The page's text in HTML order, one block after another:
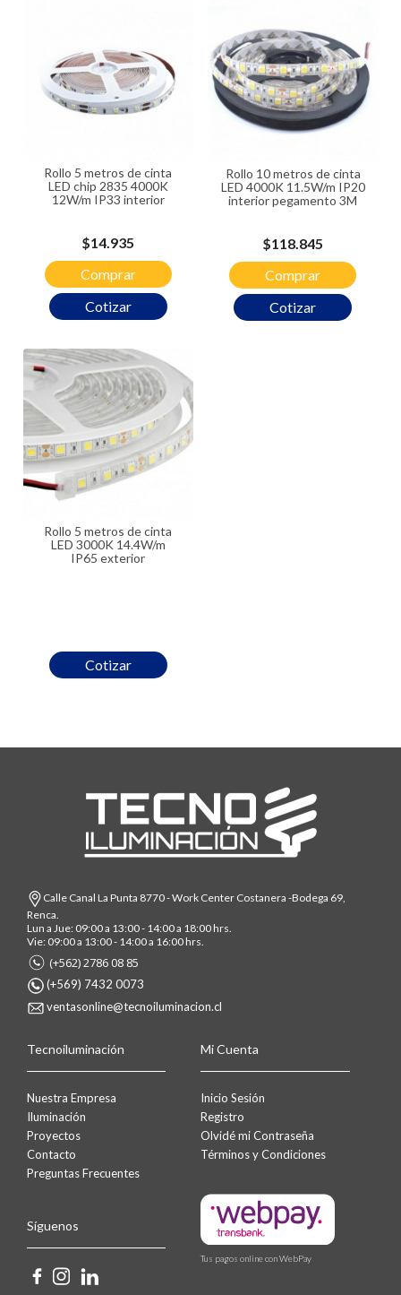
Rollo 5 metros de cinta
LED chip 2835 4000K
12W/m IP33 interior
Cotizar
Precio
$14.935
Comprar
Rollo 10 metros de cinta
LED 4000K 11.5W/m IP20
interior pegamento 3M
Cotizar
Precio
$118.845
Comprar
Rollo 5 metros de cinta
LED 3000K 14.4W/m
IP65 exterior
Cotizar
Calle Canal La Punta 8770 - Work Center Costanera -Bodega 69,
Renca.
Lun a Jue: 09:00 a 13:00 - 14:00 a 18:00 hrs.
Vie: 09:00 a 13:00 - 14:00 a 16:00 hrs.
(+562) 2786 08 85
(+569) 7432 0073
ventasonline@tecnoiluminacion.cl
Tecnoiluminación
Nuestra Empresa
Iluminación
Proyectos
Contacto
Preguntas Frecuentes
Síguenos
Mi Cuenta
Inicio Sesión
Registro
Olvidé mi Contraseña
Términos y Condiciones
Tus pagos online con WebPay